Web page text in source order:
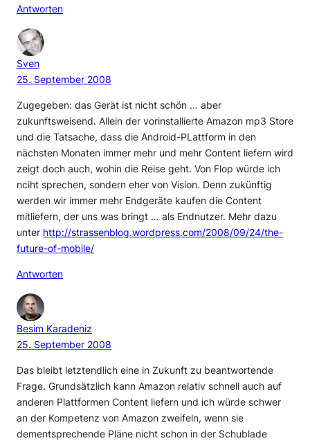
Antworten
Sven
25. September 2008
Zugegeben: das Gerät ist nicht schön … aber
zukunftsweisend. Allein der vorinstallierte Amazon mp3 Store
und die Tatsache, dass die Android-PLattform in den
nächsten Monaten immer mehr und mehr Content liefern wird
zeigt doch auch, wohin die Reise geht. Von Flop würde ich
nciht sprechen, sondern eher von Vision. Denn zukünftig
werden wir immer mehr Endgeräte kaufen die Content
mitliefern, der uns was bringt … als Endnutzer. Mehr dazu
unter http://strassenblog.wordpress.com/2008/09/24/the-
future-of-mobile/
Antworten
Besim Karadeniz
25. September 2008
Das bleibt letztendlich eine in Zukunft zu beantwortende
Frage. Grundsätzlich kann Amazon relativ schnell auch auf
anderen Plattformen Content liefern und ich würde schwer
an der Kompetenz von Amazon zweifeln, wenn sie
dementsprechende Pläne nicht schon in der Schublade